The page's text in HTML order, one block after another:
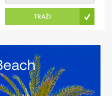
TRAŽI